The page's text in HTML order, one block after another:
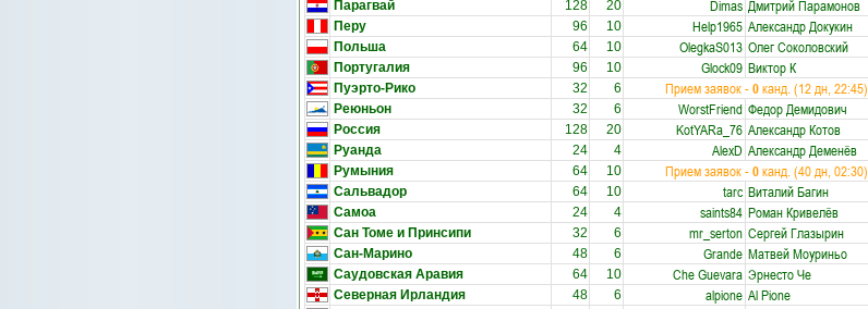
Парагвай
128 20 Dimas Дмитрий Парамонов
Перу 96 10 Help1965 Александр Докукин
Польша
64 10 OlegkaS013 Олег Соколовский
Португалия 96 10 Glock09 Виктор К
Пуэрто-Рико 32 6 Прием заявок -0канд. (12 дн, 22:45)
Реюньон
32 6 WorstFriend Федор Демидович
Россия
128 20 KotYARa_76 Александр Котов
Руанда 24 4 AlexD Александр Деменёв
Румыния
64 10 Прием заявок -0канд. (40 дн, 02:30)
Сальвадор
64 10 tarc Виталий Багин
Самоа 24 4 saints84 Роман Кривелёв
Сан Томе и Принсипи 32 6 mr_serton Сергей Глазырин
Сан-Марино 48 6 Grande Матвей Моуриньо
Саудовская Аравия 64 10 Che Guevara Эрнесто Че
Северная Ирландия 48 6 alpione Al Pione